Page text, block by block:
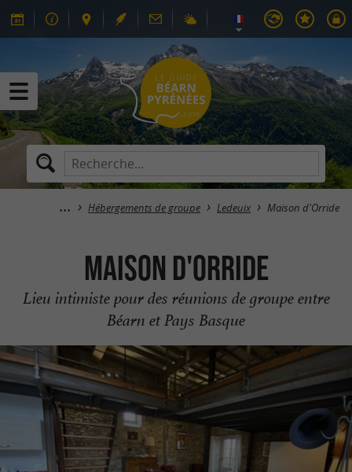
Hébergements de groupe Ledeuix Maison d'Orride
Maison d'Orride
Lieu intimiste pour des réunions de groupe entre
Béarn et Pays Basque